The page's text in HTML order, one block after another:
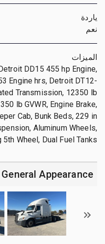
ياردة
نعم
الميزات
DD15 455 hp Engine,
Engine hrs, Detroit DT12-
Transmission, 12350 lb
lb GVWR, Engine Brake,
Cab, Bunk Beds, 229 in
Aluminum Wheels,
Wheel, Dual Fuel Tanks
General Appearance